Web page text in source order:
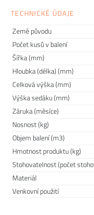
je jedním z předních
exteriérového designu.
eklektické tvaryplné
rodinných hodnot a dbá
zákazníky i partnery.
světových jmen a
rozpoznatelným
Prodlužte
TECHNICKÉ ÚDAJE
Země původu
Počet kusů v balení
Šířka (mm)
Hloubka (délka) (mm)
Celková výška (mm)
Výška sedáku (mm)
Záruka (měsíce)
Nosnost (kg)
Objem balení (m3)
Hmotnost produktu (kg)
Stohovatelnost (počet
Materiál
Venkovní použití